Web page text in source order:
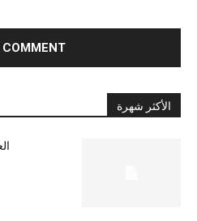
الأكثر شهرة